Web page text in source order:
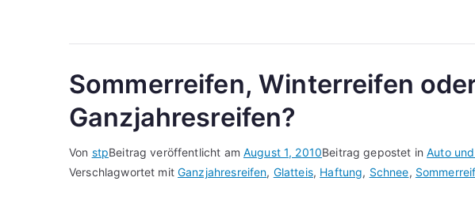
Sommerreifen, Winterreifen
Ganzjahresreifen?
Von stpBeitrag veröffentlicht am August 1, 2010Beitrag gepostet inAuto
Verschlagwortet mitGanzjahresreifen, Glatteis, Haftung, Schnee,